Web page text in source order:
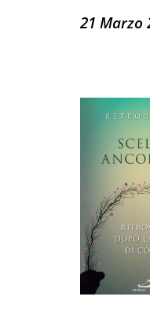
21 Marzo